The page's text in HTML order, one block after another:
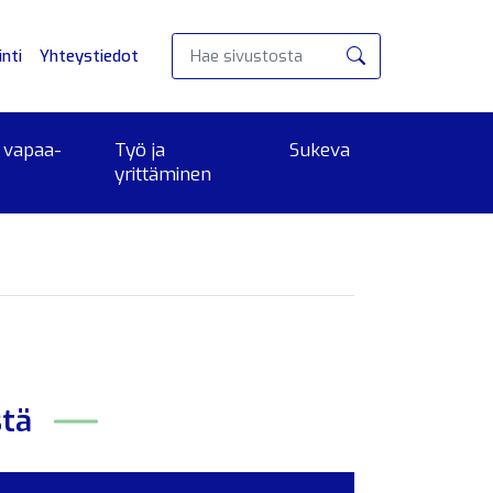
Yhteystiedot
Hae
Työ ja
yrittäminen
Sukeva